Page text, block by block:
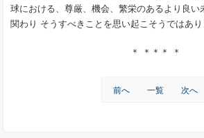
球における、尊厳、機会、繁栄のあるより良い
関わり そうすべきことを思い起こそうではあり
＊ ＊＊＊ ＊
前へ 一覧 次へ